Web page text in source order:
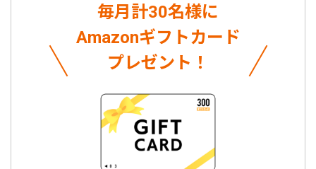
毎月計30名様に
Amazonギフトカード
プレゼント！